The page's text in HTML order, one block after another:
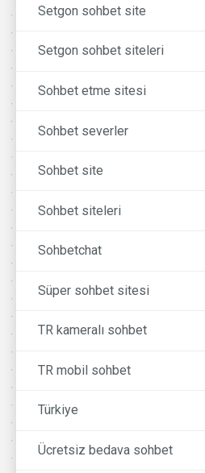
Setgon sohbet site
Setgon sohbet siteleri
Sohbet etme sitesi
Sohbet severler
Sohbet site
Sohbet siteleri
Sohbetchat
Süper sohbet sitesi
TR kameralı sohbet
TR mobil sohbet
Türkiye
Ücretsiz bedava sohbet